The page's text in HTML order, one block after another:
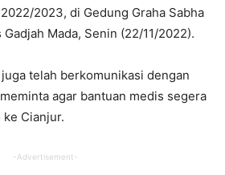
2023, di Gedung Graha Sabha
Mada, Senin (22/11/2022).
telah berkomunikasi dengan
agar bantuan medis segera
Cianjur.
-Advertisement-